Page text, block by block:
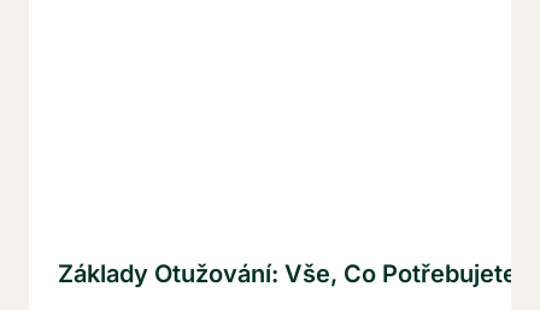
Základy Otužování: Vše, Co Potřebujete